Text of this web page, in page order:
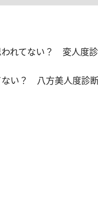
われてない？ 変人度
ない？ 八方美人度診